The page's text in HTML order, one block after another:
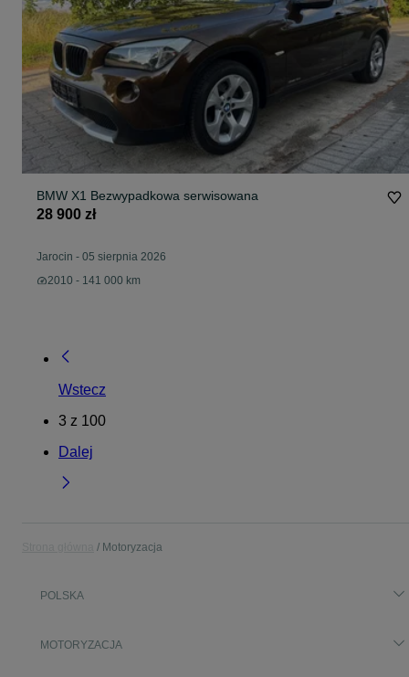
BMW X1 Bezwypadkowa serwisowana
28 900 zł
Jarocin - 05 sierpnia 2026
2010 - 141 000 km
Wstecz
3 z 100
Dalej
Motoryzacja
POLSKA
MOTORYZACJA